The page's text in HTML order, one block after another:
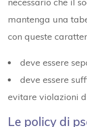
mantenga una
con queste
deve essere
deve essere
evitare violazioni
Le policy di